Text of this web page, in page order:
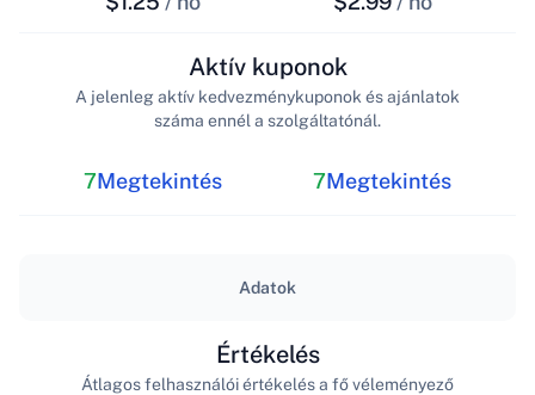
7Megtekintés
Aktív kuponok
A jelenleg aktív kedvezménykuponok és ajánlatok
száma ennél a szolgáltatónál.
7Megtekintés
Adatok
Értékelés
Átlagos felhasználói értékelés a fő véleményező